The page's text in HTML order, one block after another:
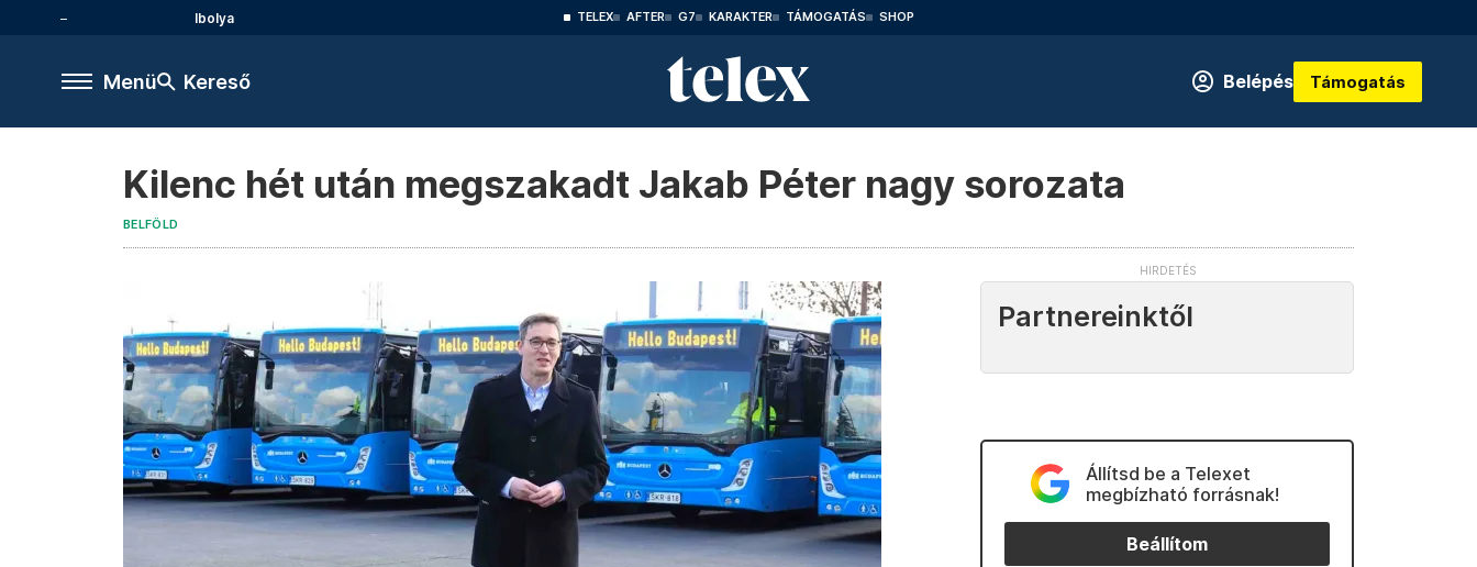
Ibolya TELEX AFTER G7 KARAKTER TÁMOGATÁS SHOP
Menü Kereső Belépés Támogatás
Kilenc hét után megszakadt Jakab Péter nagy sorozata
BELFÖLD
Partnereinktől
Állítsd be a Telexet
megbízható forrásnak!
Beállítom